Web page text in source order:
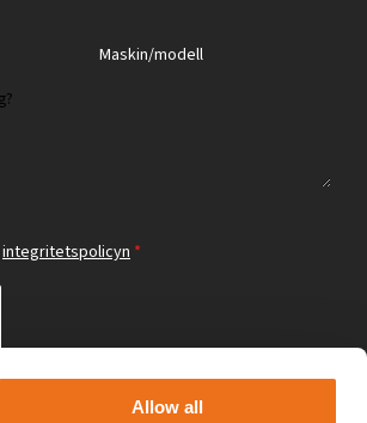
Allow all
integritetspolicyn *